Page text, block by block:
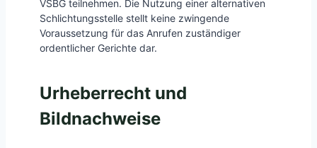
VSBG teilnehmen. Die Nutzung einer alternativen
Schlichtungsstelle stellt keine zwingende
Voraussetzung für das Anrufen zuständiger
ordentlicher Gerichte dar.
Urheberrecht und
Bildnachweise